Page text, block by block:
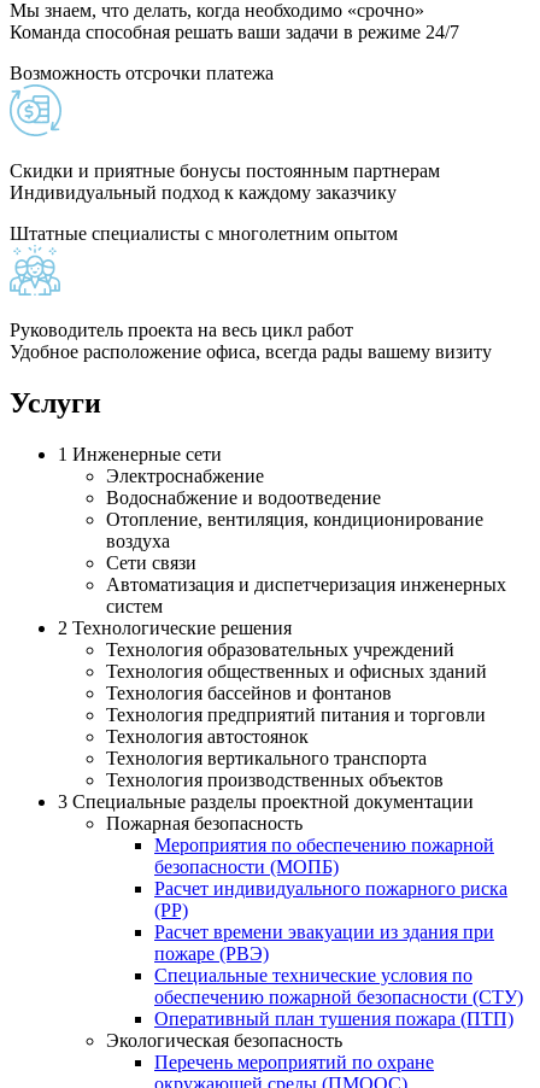
Мы знаем, что делать, когда необходимо «срочно»
Команда способная решать ваши задачи в режиме 24/7
Возможность отсрочки платежа
Скидки и приятные бонусы постоянным партнерам
Индивидуальный подход к каждому заказчику
Штатные специалисты с многолетним опытом
Руководитель проекта на весь цикл работ
Удобное расположение офиса, всегда рады вашему визиту
Услуги
1 Инженерные сети
Электроснабжение
Водоснабжение и водоотведение
Отопление, вентиляция, кондиционирование
воздуха
Сети связи
Автоматизация и диспетчеризация инженерных
систем
2 Технологические решения
Технология образовательных учреждений
Технология общественных и офисных зданий
Технология бассейнов и фонтанов
Технология предприятий питания и торговли
Технология автостоянок
Технология вертикального транспорта
Технология производственных объектов
3 Специальные разделы проектной документации
Пожарная безопасность
Мероприятия по обеспечению пожарной
безопасности (МОПБ)
Расчет индивидуального пожарного риска
(РР)
Расчет времени эвакуации из здания при
пожаре (РВЭ)
Специальные технические условия по
обеспечению пожарной безопасности (СТУ)
Оперативный план тушения пожара (ПТП)
Экологическая безопасность
Перечень мероприятий по охране
окружающей среды (ПМООС)